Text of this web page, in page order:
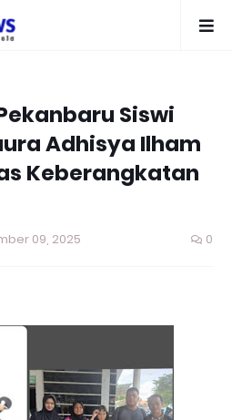
Siswi
Adhisya Ilham
Keberangkatan
09, 2025 0